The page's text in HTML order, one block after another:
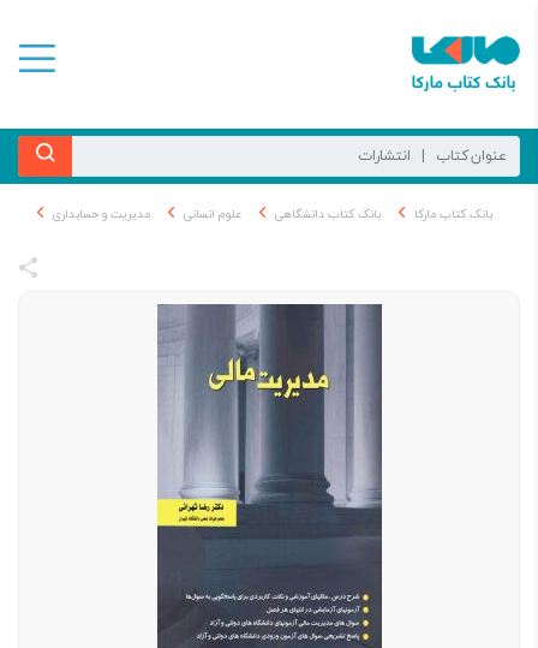
بانک کتاب مارکا بانک کتاب دانشگاهی علوم انسانی مدیریت و حسابداری